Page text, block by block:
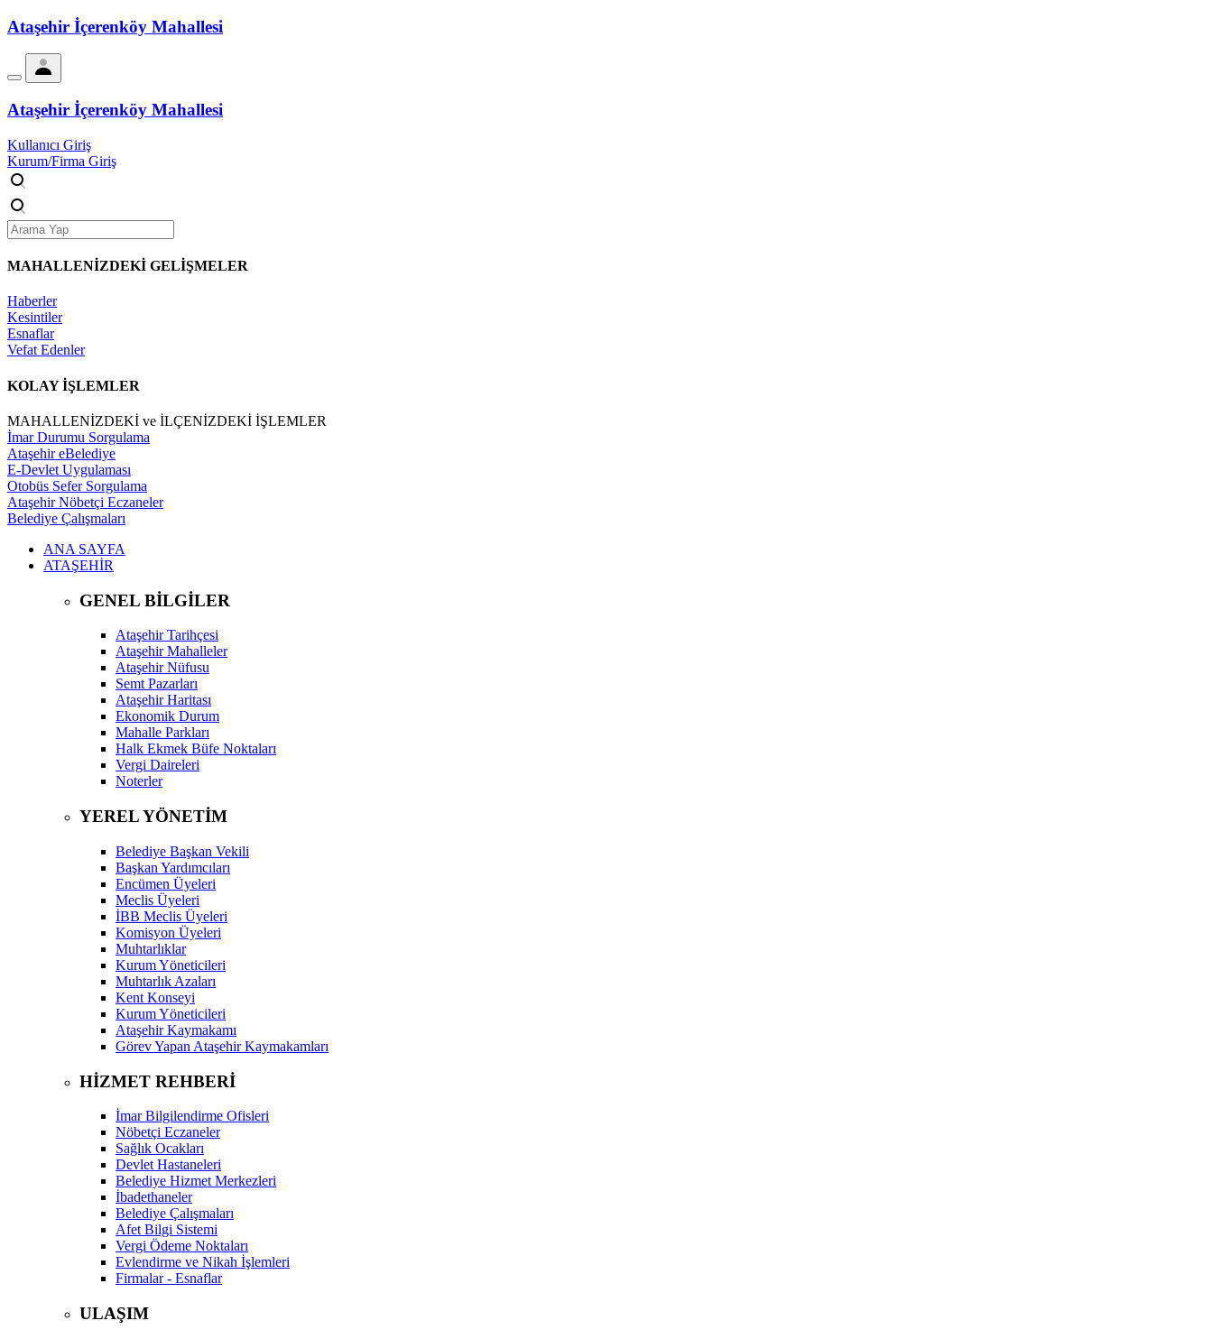
Ataşehir İçerenköy Mahallesi
Ataşehir İçerenköy Mahallesi
Kullanıcı Giriş
Kurum/Firma Giriş
MAHALLENİZDEKİ GELİŞMELER
Haberler
Kesintiler
Esnaflar
Vefat Edenler
KOLAY İŞLEMLER
MAHALLENİZDEKİ ve İLÇENİZDEKİ İŞLEMLER
İmar Durumu Sorgulama
Ataşehir eBelediye
E-Devlet Uygulaması
Otobüs Sefer Sorgulama
Ataşehir Nöbetçi Eczaneler
Belediye Çalışmaları
ANA SAYFA
ATAŞEHİR
GENEL BİLGİLER
Ataşehir Tarihçesi
Ataşehir Mahalleler
Ataşehir Nüfusu
Semt Pazarları
Ataşehir Haritası
Ekonomik Durum
Mahalle Parkları
Halk Ekmek Büfe Noktaları
Vergi Daireleri
Noterler
YEREL YÖNETİM
Belediye Başkan Vekili
Başkan Yardımcıları
Encümen Üyeleri
Meclis Üyeleri
İBB Meclis Üyeleri
Komisyon Üyeleri
Muhtarlıklar
Kurum Yöneticileri
Muhtarlık Azaları
Kent Konseyi
Kurum Yöneticileri
Ataşehir Kaymakamı
Görev Yapan Ataşehir Kaymakamları
HİZMET REHBERİ
İmar Bilgilendirme Ofisleri
Nöbetçi Eczaneler
Sağlık Ocakları
Devlet Hastaneleri
Belediye Hizmet Merkezleri
İbadethaneler
Belediye Çalışmaları
Afet Bilgi Sistemi
Vergi Ödeme Noktaları
Evlendirme ve Nikah İşlemleri
Firmalar - Esnaflar
ULAŞIM